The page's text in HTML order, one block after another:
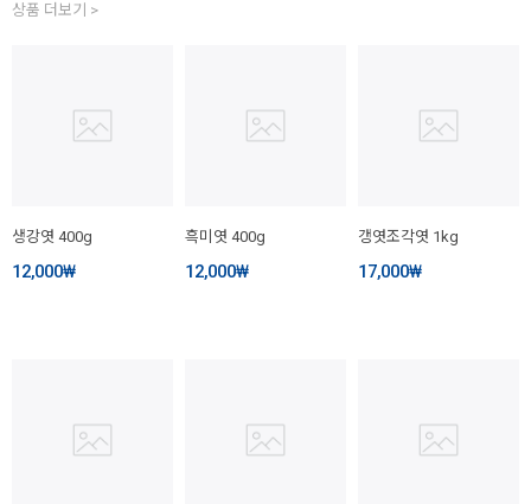
상품 더보기 >
생강엿 400g
12,000₩
흑미엿 400g
12,000₩
갱엿조각엿 1kg
17,000₩